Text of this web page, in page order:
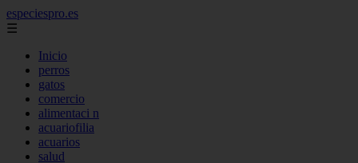
especiespro.es
☰
Inicio
perros
gatos
comercio
alimentaci n
acuariofilia
acuarios
salud